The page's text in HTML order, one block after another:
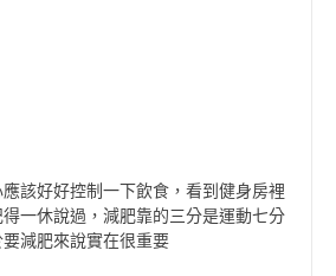
該好好控制一下飲食 ，看到健身房裡
得一休說過，減肥靠的三分是運動七分
減肥來說實在很重要